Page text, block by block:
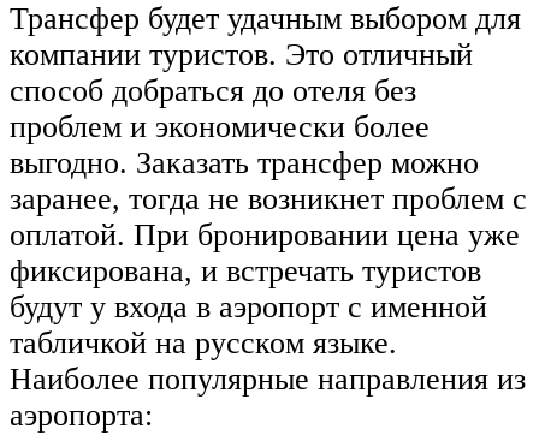
Трансфер будет удачным выбором для
компании туристов. Это отличный
способ добраться до отеля без
проблем и экономически более
выгодно. Заказать трансфер можно
заранее, тогда не возникнет проблем с
оплатой. При бронировании цена уже
фиксирована, и встречать туристов
будут у входа в аэропорт с именной
табличкой на русском языке.
Наиболее популярные направления из
аэропорта: